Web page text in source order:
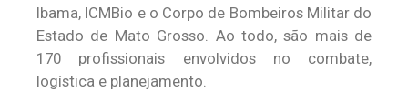
Ibama, ICMBio e o Corpo de Bombeiros Militar do
Estado de Mato Grosso. Ao todo, são mais de
170 profissionais envolvidos no combate,
logística e planejamento.